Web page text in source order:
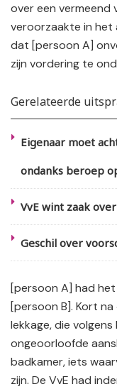
over een vermeend
veroorzaakte in
dat [persoon A]
zijn vordering te
Gerelateerde
Eigenaar moet
ondanks beroep
VvE wint zaak
Geschil over
[persoon A] had
[persoon B]. Kort
lekkage, die
ongeoorloofde
badkamer, iets
zijn. De VvE had